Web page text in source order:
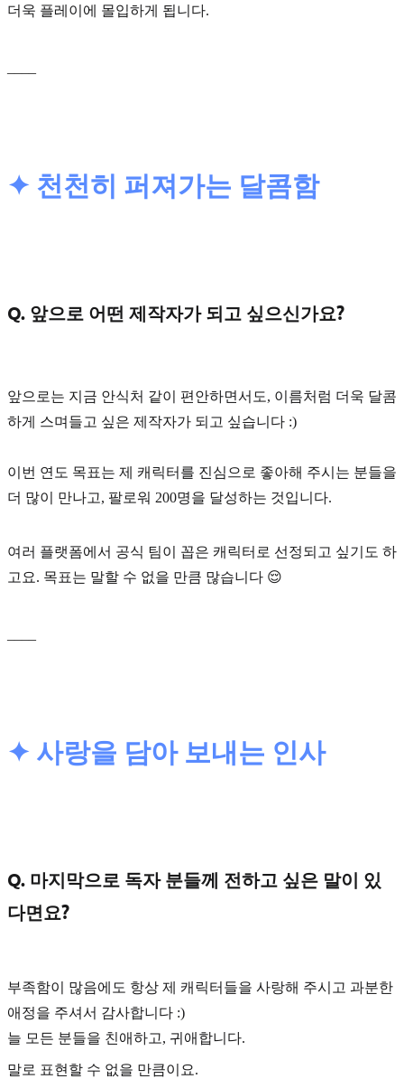
더욱 플레이에 몰입하게 됩니다.
✦ 천천히 퍼져가는 달콤함
Q. 앞으로 어떤 제작자가 되고 싶으신가요?
앞으로는 지금 안식처 같이 편안하면서도, 이름처럼 더욱 달콤
하게 스며들고 싶은 제작자가 되고 싶습니다 :)
이번 연도 목표는 제 캐릭터를 진심으로 좋아해 주시는 분들을
더 많이 만나고, 팔로워 200명을 달성하는 것입니다.
여러 플랫폼에서 공식 팀이 꼽은 캐릭터로 선정되고 싶기도 하
고요. 목표는 말할 수 없을 만큼 많습니다 😌
✦ 사랑을 담아 보내는 인사
Q. 마지막으로 독자 분들께 전하고 싶은 말이 있
다면요?
부족함이 많음에도 항상 제 캐릭터들을 사랑해 주시고 과분한
애정을 주셔서 감사합니다 :)
늘 모든 분들을 친애하고, 귀애합니다.
말로 표현할 수 없을 만큼이요.